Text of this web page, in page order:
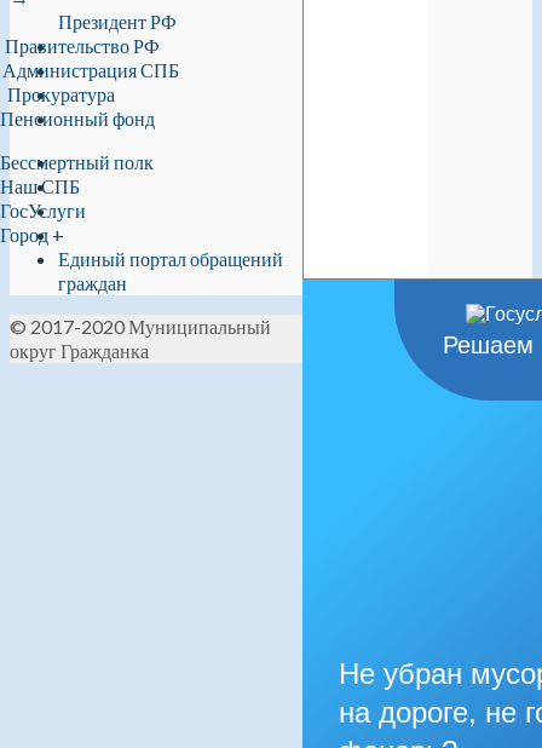
Решаем
Не убран
на дороге, не
Президент РФ
Правительство РФ
Администрация СПБ
Прокуратура
Пенсионный фонд
Бессмертный полк
Наш СПБ
ГосУслуги
Город +
Единый портал обращений
граждан
© 2017-2020 Муниципальный
округ Гражданка